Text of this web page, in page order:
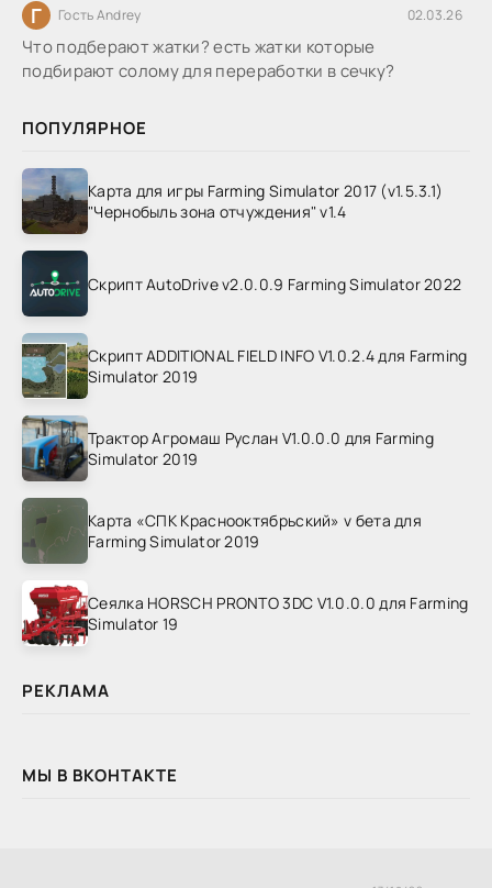
Г Гость Andrey 02.03.26
Что подберают жатки? есть жатки которые
подбирают солому для переработки в сечку?
ПОПУЛЯРНОЕ
Карта для игры Farming Simulator 2017 (v1.5.3.1)
"Чернобыль зона отчуждения" v1.4
Скрипт AutoDrive v2.0.0.9 Farming Simulator 2022
Скрипт ADDITIONAL FIELD INFO V1.0.2.4 для Farming
Simulator 2019
Трактор Агромаш Руслан V1.0.0.0 для Farming
Simulator 2019
Карта «СПК Краснооктябрьский» v бета для
Farming Simulator 2019
Сеялка HORSCH PRONTO 3DC V1.0.0.0 для Farming
Simulator 19
РЕКЛАМА
МЫ В ВКОНТАКТЕ